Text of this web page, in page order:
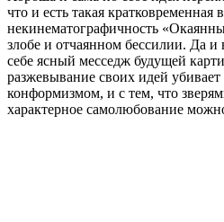
что и есть такая
некинематографичность
злобе и отчаянном бессилии. Да
себе ясный месседж будущей
разжевывание своих идей
конформизмом, и с тем, что
характерное самолюбование